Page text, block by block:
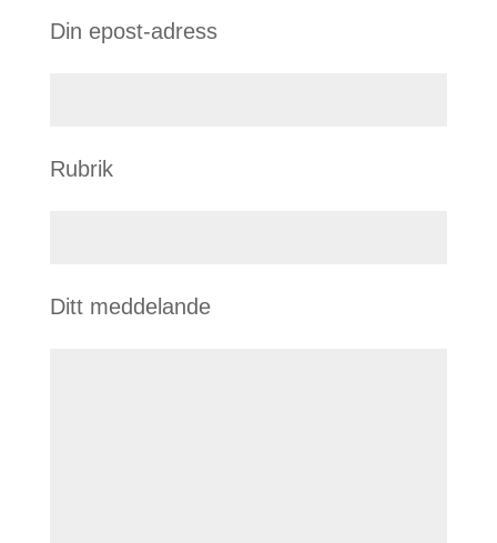
Din epost-adress
Rubrik
Ditt meddelande